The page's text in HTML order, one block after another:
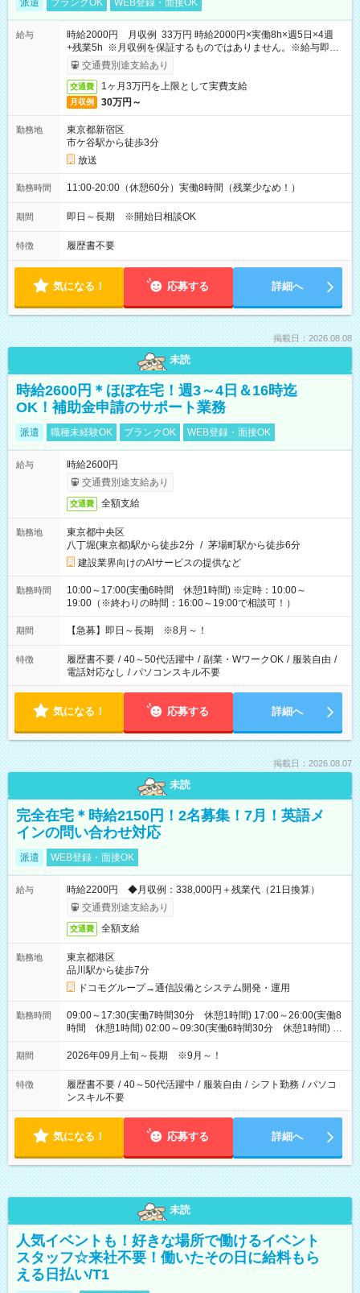
派遣 ブランクOK WEB登録・面接OK
給与
時給2000円 月収例 33万円 時給2000円×実働8h×週5日×4週
+残業5h ※月収例を保証するものではありません。※給与即受
取りサービス利用可（利用条件有）
交通費別途支給あり
交通費 1ヶ月3万円を上限として実費支給
月収例 30万円～
勤務地
東京都新宿区
市ケ谷駅から徒歩3分
放送
勤務時間 11:00-20:00（休憩60分）実働8時間（残業少なめ！）
期間 即日～長期 ※開始日相談OK
特徴 履歴書不要
気になる！ 応募する 詳細へ
掲載日：2026.08.08
未読
時給2600円＊ほぼ在宅！週3～4日＆16時迄
OK！補助金申請のサポート業務
派遣 職種未経験OK ブランクOK WEB登録・面接OK
給与
時給2600円
交通費別途支給あり
交通費 全額支給
勤務地
東京都中央区
八丁堀(東京都)駅から徒歩2分 / 茅場町駅から徒歩6分
建設業界向けのAIサービスの提供など
勤務時間
10:00～17:00(実働6時間 休憩1時間) ※定時：10:00～
19:00（※終わりの時間：16:00～19:00で相談可！）
期間 【急募】即日～長期 ※8月～！
特徴 履歴書不要 / 40～50代活躍中 / 副業・WワークOK / 服装自由 /
電話対応なし / パソコンスキル不要
気になる！ 応募する 詳細へ
掲載日：2026.08.07
未読
完全在宅＊時給2150円！2名募集！7月！英語メ
インの問い合わせ対応
派遣 WEB登録・面接OK
給与
時給2200円 ◆月収例：338,000円＋残業代（21日換算）
交通費別途支給あり
交通費 全額支給
勤務地
東京都港区
品川駅から徒歩7分
ドコモグループ→通信設備とシステム開発・運用
勤務時間
09:00～17:30(実働7時間30分 休憩1時間) 17:00～26:00(実働8
時間 休憩1時間) 02:00～09:30(実働6時間30分 休憩1時間) ※
日勤は就業時間1/夜勤は就業時間2.3を連続で行って頂きます
期間 2026年09月上旬～長期 ※9月～！
特徴 履歴書不要 / 40～50代活躍中 / 服装自由 / シフト勤務 / パソコ
ンスキル不要
気になる！ 応募する 詳細へ
未読
人気イベントも！好きな場所で働けるイベント
スタッフ☆来社不要！働いたその日に給料もら
える日払い/T1